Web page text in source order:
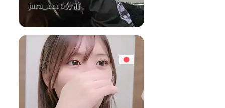
jura_xxx 5分前